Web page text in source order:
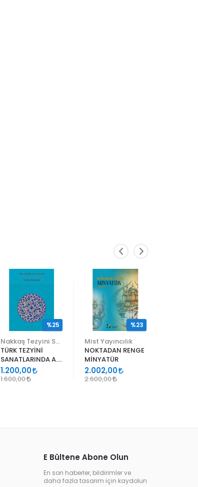
TÜRK TEZYİNİ
SANATLARINDA A.
SÜHEYL ÜNVER VE
YENİ TERKİPLERİ
1.200,00
1.600,00
%25
Mist Yayıncılık
NOKTADAN RENGE
MİNYATÜR
2.002,00
2.600,00
%23
E Bültene Abone Olun
En son haberler, bildirimler ve
daha fazla tasarım için kaydolun